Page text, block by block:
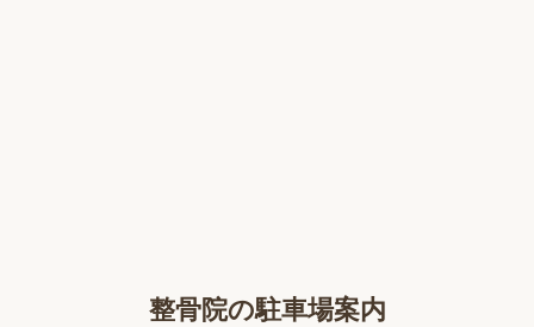
整骨院の駐車場案内